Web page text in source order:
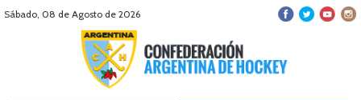
Sábado, 08 de Agosto de 2026